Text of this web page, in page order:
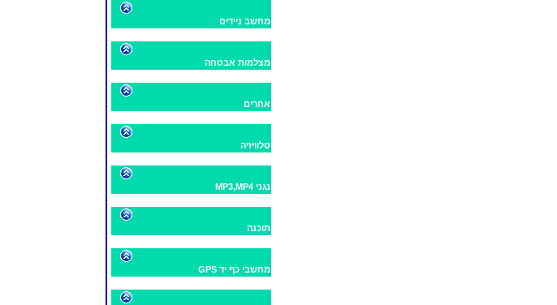
מחשב ניידים
מצלמות אבטחה
אחרים
טלוויזיה
MP3,MP4 נגני
תוכנה
GPS מחשבי כף יד